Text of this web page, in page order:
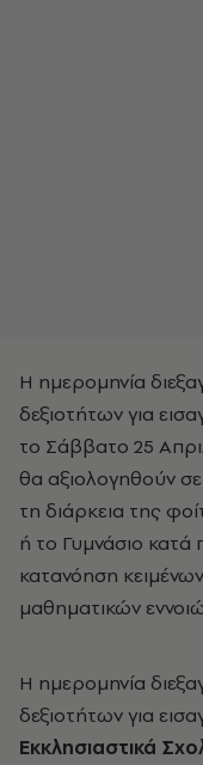
Η ημερομηνία
δεξιοτήτων για
το Σάββατο 25
θα αξιολογηθούν
τη διάρκεια της
ή το Γυμνάσιο κατά
κατανόηση
μαθηματικών
Η ημερομηνία
δεξιοτήτων για
Εκκλησιαστικά